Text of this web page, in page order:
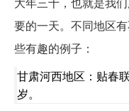
要的一天。不同地区
些有趣的例子：
甘肃河西地区：贴春
岁。